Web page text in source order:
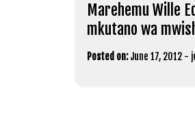
Marehemu Wille
mkutano wa
Posted on: June 17, 2012 -